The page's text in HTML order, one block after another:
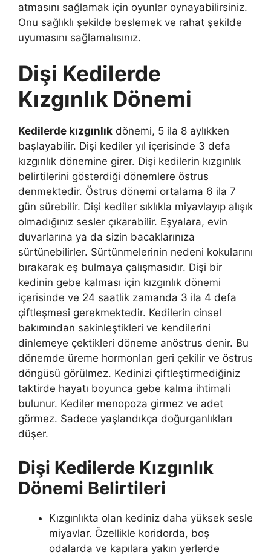
atmasını sağlamak için oyunlar oynayabilirsiniz.
Onu sağlıklı şekilde beslemek ve rahat şekilde
uyumasını sağlamalısınız.
Dişi Kedilerde
Kızgınlık Dönemi
Kedilerde kızgınlık dönemi, 5 ila 8 aylıkken
başlayabilir. Dişi kediler yıl içerisinde 3 defa
kızgınlık dönemine girer. Dişi kedilerin kızgınlık
belirtilerini gösterdiği dönemlere östrus
denmektedir. Östrus dönemi ortalama 6 ila 7
gün sürebilir. Dişi kediler sıklıkla miyavlayıp alışık
olmadığınız sesler çıkarabilir. Eşyalara, evin
duvarlarına ya da sizin bacaklarınıza
sürtünebilirler. Sürtünmelerinin nedeni kokularını
bırakarak eş bulmaya çalışmasıdır. Dişi bir
kedinin gebe kalması için kızgınlık dönemi
içerisinde ve 24 saatlik zamanda 3 ila 4 defa
çiftleşmesi gerekmektedir. Kedilerin cinsel
bakımından sakinleştikleri ve kendilerini
dinlemeye çektikleri döneme anöstrus denir. Bu
dönemde üreme hormonları geri çekilir ve östrus
döngüsü görülmez. Kedinizi çiftleştirmediğiniz
taktirde hayatı boyunca gebe kalma ihtimali
bulunur. Kediler menopoza girmez ve adet
görmez. Sadece yaşlandıkça doğurganlıkları
düşer.
Dişi Kedilerde Kızgınlık
Dönemi Belirtileri
Kızgınlıkta olan kediniz daha yüksek sesle
miyavlar. Özellikle koridorda, boş
odalarda ve kapılara yakın yerlerde